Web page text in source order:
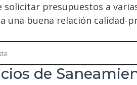
solicitar presupuestos a
una buena relación calidad-
de